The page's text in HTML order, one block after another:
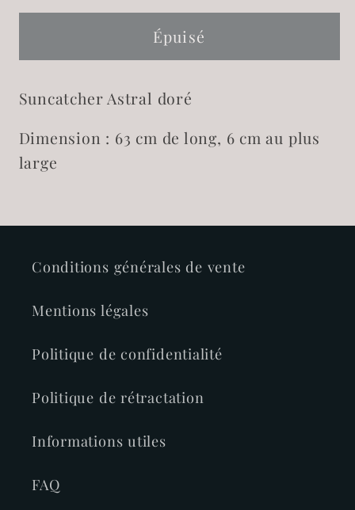
quantité
Suncatcher
quantité
Suncatcher
Épuisé
Suncatcher Astral doré
Dimension : 63 cm de long, 6 cm au plus
large
Conditions générales de vente
Mentions légales
Politique de confidentialité
Politique de rétractation
Informations utiles
FAQ